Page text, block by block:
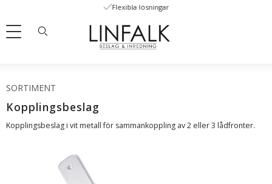
Meny
Flexibla lösningar
SORTIMENT
Kopplingsbeslag
Kopplingsbeslag i vit metall för sammankoppling av 2 eller 3 lådfronter.